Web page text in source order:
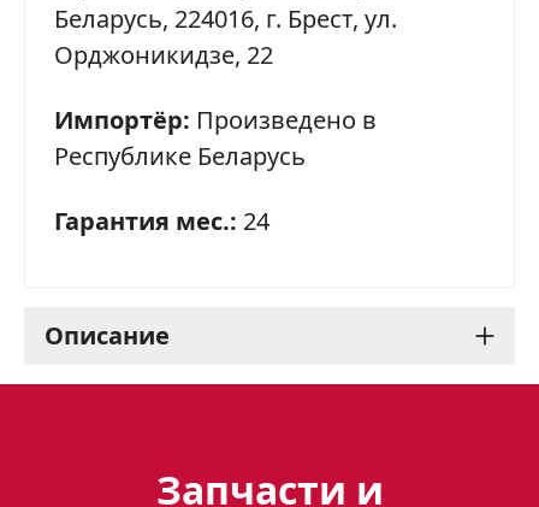
Беларусь, 224016, г. Брест, ул.
Орджоникидзе, 22
Импортёр: Произведено в
Республике Беларусь
Гарантия мес.: 24
Описание
Запчасти и